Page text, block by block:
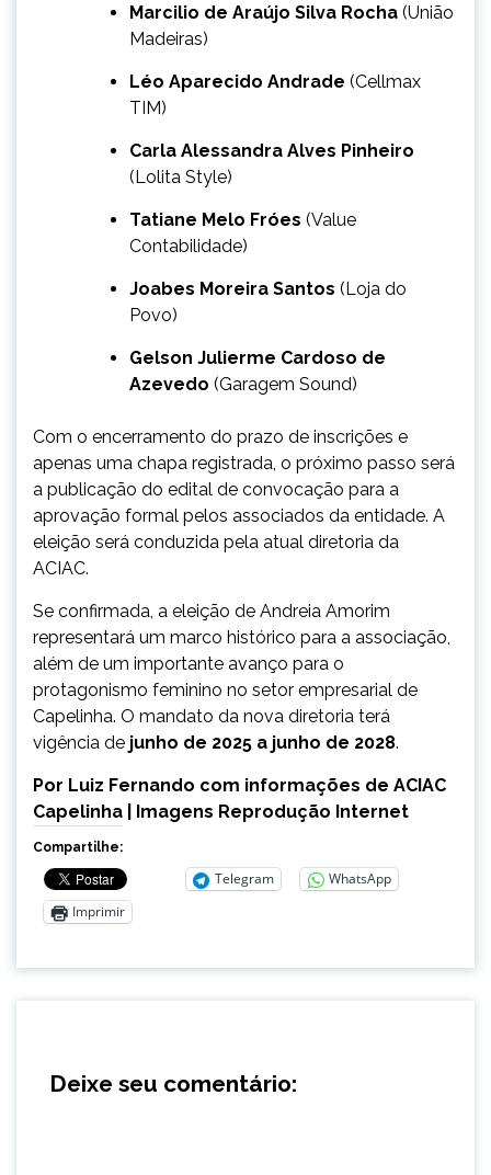
Marcilio de Araújo Silva Rocha (União
Madeiras)
Léo Aparecido Andrade (Cellmax
TIM)
Carla Alessandra Alves Pinheiro
(Lolita Style)
Tatiane Melo Fróes (Value
Contabilidade)
Joabes Moreira Santos (Loja do
Povo)
Gelson Julierme Cardoso de
Azevedo (Garagem Sound)
Com o encerramento do prazo de inscrições e
apenas uma chapa registrada, o próximo passo será
a publicação do edital de convocação para a
aprovação formal pelos associados da entidade. A
eleição será conduzida pela atual diretoria da
ACIAC.
Se confirmada, a eleição de Andreia Amorim
representará um marco histórico para a associação,
além de um importante avanço para o
protagonismo feminino no setor empresarial de
Capelinha. O mandato da nova diretoria terá
vigência de junho de 2025 a junho de 2028.
Por Luiz Fernando com informações de ACIAC
Capelinha | Imagens Reprodução Internet
Compartilhe:
Telegram
WhatsApp
Imprimir
Deixe seu comentário: